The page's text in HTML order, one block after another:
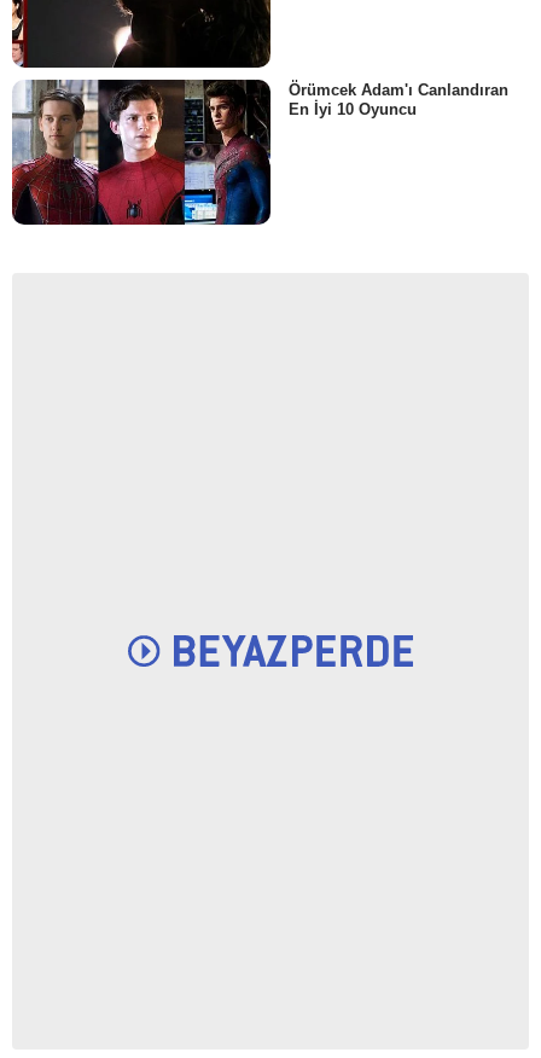
Örümcek Adam'ı Canlandıran
En İyi 10 Oyuncu